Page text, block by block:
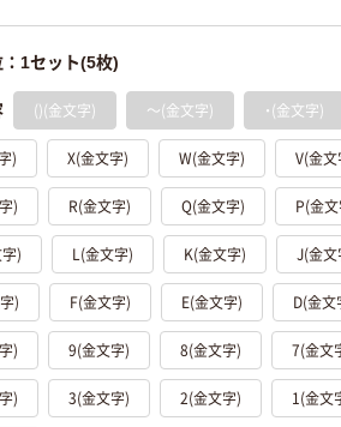
：1セット(5枚)
()(金文字) ～(金文字) ・(金文字)
) X(金文字) W(金文字) V(金文
) R(金文字) Q(金文字) P(金
) L(金文字) K(金文字) J(金文
) F(金文字) E(金文字) D(金文
) 9(金文字) 8(金文字) 7(金文
) 3(金文字) 2(金文字) 1(金文